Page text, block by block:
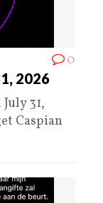
0
2026
31,
Caspian